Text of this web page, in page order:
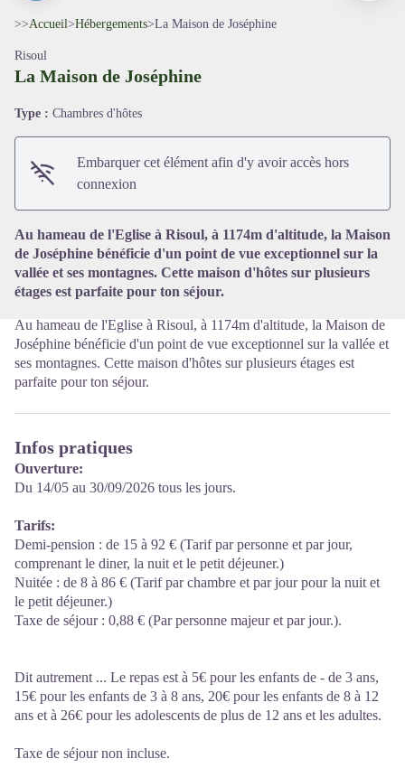
Voir l'image en plein écran
>>Accueil>Hébergements>La Maison de Joséphine
Risoul
La Maison de Joséphine
Type : Chambres d'hôtes
Embarquer cet élément afin d'y avoir accès hors
connexion
Au hameau de l'Eglise à Risoul, à 1174m d'altitude, la Maison
de Joséphine bénéficie d'un point de vue exceptionnel sur la
vallée et ses montagnes. Cette maison d'hôtes sur plusieurs
étages est parfaite pour ton séjour.
Au hameau de l'Eglise à Risoul, à 1174m d'altitude, la Maison de
Joséphine bénéficie d'un point de vue exceptionnel sur la vallée et
ses montagnes. Cette maison d'hôtes sur plusieurs étages est
parfaite pour ton séjour.
Infos pratiques
Ouverture:
Du 14/05 au 30/09/2026 tous les jours.
Tarifs:
Demi-pension : de 15 à 92 € (Tarif par personne et par jour,
comprenant le diner, la nuit et le petit déjeuner.)
Nuitée : de 8 à 86 € (Tarif par chambre et par jour pour la nuit et
le petit déjeuner.)
Taxe de séjour : 0,88 € (Par personne majeur et par jour.).
Dit autrement ... Le repas est à 5€ pour les enfants de - de 3 ans,
15€ pour les enfants de 3 à 8 ans, 20€ pour les enfants de 8 à 12
ans et à 26€ pour les adolescents de plus de 12 ans et les adultes.
Taxe de séjour non incluse.